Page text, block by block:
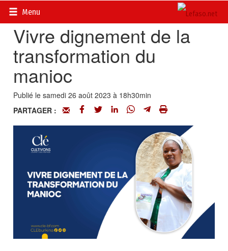
Menu
Accueil> PROGRAMME CLÉ
Vivre dignement de la
transformation du
manioc
Publié le samedi 26 août 2023 à 18h30min
PARTAGER :